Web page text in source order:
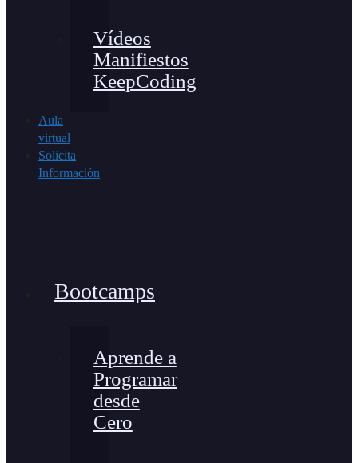
Vídeos
Manifiestos
KeepCoding
Aula
virtual
Solicita
Información
Bootcamps
Aprende a
Programar
desde
Cero